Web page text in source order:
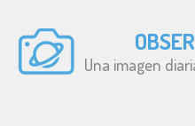
Una imagen